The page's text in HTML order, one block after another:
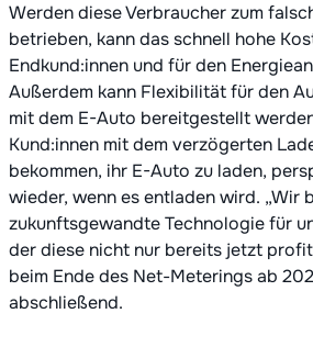
Werden diese Verbraucher zum
betrieben, kann das schnell hohe
Endkund:innen und für den
Außerdem kann Flexibilität für den
mit dem E-Auto bereitgestellt
Kund:innen mit dem verzögerten
bekommen, ihr E-Auto zu laden,
wieder, wenn es entladen wird. „Wir
zukunftsgewandte Technologie für
der diese nicht nur bereits jetzt
beim Ende des Net-Meterings ab
abschließend.